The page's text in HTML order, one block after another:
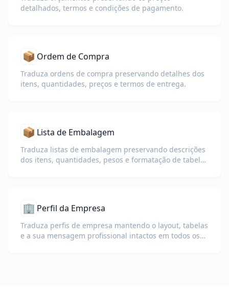
detalhados, termos e condições de pagamento.
📦 Ordem de Compra
Traduza ordens de compra preservando detalhes dos
itens, quantidades, preços e termos de entrega.
📦 Lista de Embalagem
Traduza listas de embalagem preservando descrições
dos itens, quantidades, pesos e formatação de tabelas
🏢 Perfil da Empresa
Traduza perfis de empresa mantendo o layout, tabelas
e a sua mensagem profissional intactos em todos os